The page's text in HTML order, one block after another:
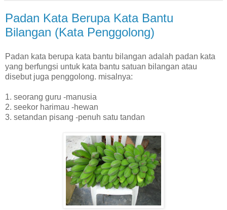
Padan Kata Berupa Kata Bantu
Bilangan (Kata Penggolong)
Padan kata berupa kata bantu bilangan adalah padan kata
yang berfungsi untuk kata bantu satuan bilangan atau
disebut juga penggolong. misalnya:
1. seorang guru -manusia
2. seekor harimau -hewan
3. setandan pisang -penuh satu tandan